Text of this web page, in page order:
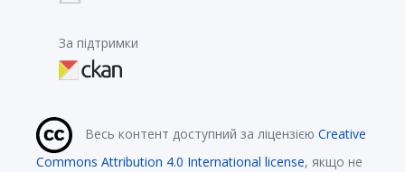
За підтримки
Весь контент доступний за ліцензією Creative
Commons Attribution 4.0 International license, якщо не